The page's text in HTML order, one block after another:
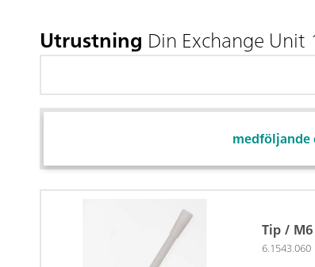
Utrustning Din Exchange Unit
medföljande
Tip /
6.1543.060